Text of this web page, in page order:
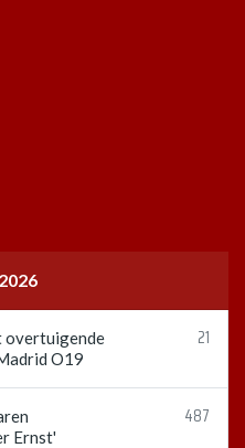
overtuigende
O19
21
Ernst'
487